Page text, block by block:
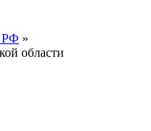
РФ »
области